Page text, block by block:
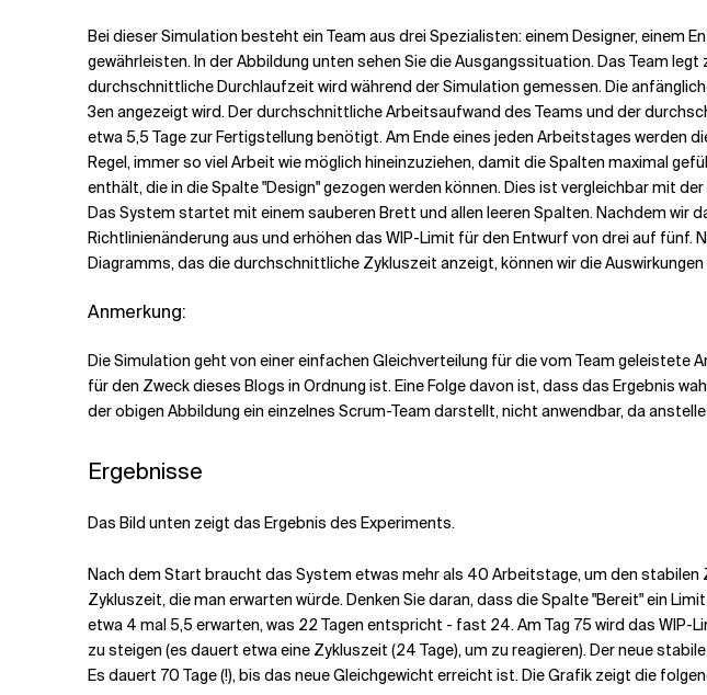
Bei dieser Simulation besteht ein Team aus drei Spezialisten: einem Designer, einem
gewährleisten. In der Abbildung unten sehen Sie die Ausgangssituation.Das Team legt
durchschnittliche Durchlaufzeit wird während der Simulation gemessen. Die
3en angezeigt wird.Der durchschnittliche Arbeitsaufwand des Teams und der
etwa 5,5 Tage zur Fertigstellung benötigt.Am Ende eines jeden Arbeitstages werden
Regel, immer so viel Arbeit wie möglich hineinzuziehen, damit die Spalten maximal
enthält, die in die Spalte "Design" gezogen werden können. Dies ist vergleichbar mit
Das System startet mit einem sauberen Brett und allen leeren Spalten. Nachdem
Richtlinienänderung aus und erhöhen das WIP-Limit für den Entwurf von drei auf
Diagramms, das die durchschnittliche Zykluszeit anzeigt, können wir die
Anmerkung:
Die Simulation geht von einer einfachen Gleichverteilung für die vom Team
für den Zweck dieses Blogs in Ordnung ist. Eine Folge davon ist, dass das Ergebnis
der obigen Abbildung ein einzelnes Scrum-Team darstellt, nicht anwendbar, da
Ergebnisse
Das Bild unten zeigt das Ergebnis des Experiments.
Nach dem Start braucht das System etwas mehr als 40 Arbeitstage, um den
Zykluszeit, die man erwarten würde. Denken Sie daran, dass die Spalte "Bereit" ein
etwa 4 mal 5,5 erwarten, was 22 Tagen entspricht - fast 24.Am Tag 75 wird das WIP-
zu steigen (es dauert etwa eine Zykluszeit (24 Tage), um zu reagieren). Der neue
Es dauert 70 Tage (!), bis das neue Gleichgewicht erreicht ist.Die Grafik zeigt die